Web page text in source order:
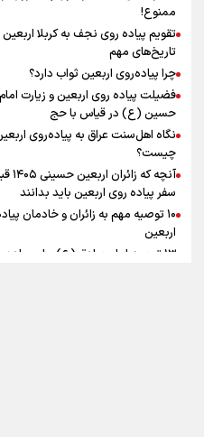
رابطه کارگر و کارفرما
به زوجیت
اینفو برنا/ میزان مالیات بر ارزش
افزوده چقدر است؟
اینفوبرنا/ سقف معافیت مالیاتی
حقوق کارکنان دولت و
در بودجه ۱۴۰۵ چقدر است؟
ممنوع!
تاریخ‌های مهم
چرا پیاده‌روی اربعین ثواب دارد؟
فضیلت پیاده روی اربعین و زیارت امام
حسین (ع) در قیاس با حج
نگاه اهل‌سنت عراق به پیاده‌روی
چیست؟
آنچه که
سفر پیاده روی اربعین باید بدانند
۱۰ توصیه مهم به زائران و خادمان
اربعین
۱۳ توصیه امام صادق (ع) برای